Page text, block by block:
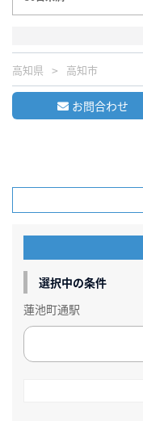
高知県 高知市
お問合わせ
選択中の条件
蓮池町通駅